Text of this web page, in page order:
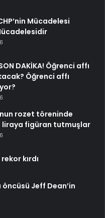
Mücadelesi
DAKİKA! Öğrenci affı
Öğrenci affı
rozet töreninde
liraya figüran tutmuşlar
kırdı
Jeff Dean’in